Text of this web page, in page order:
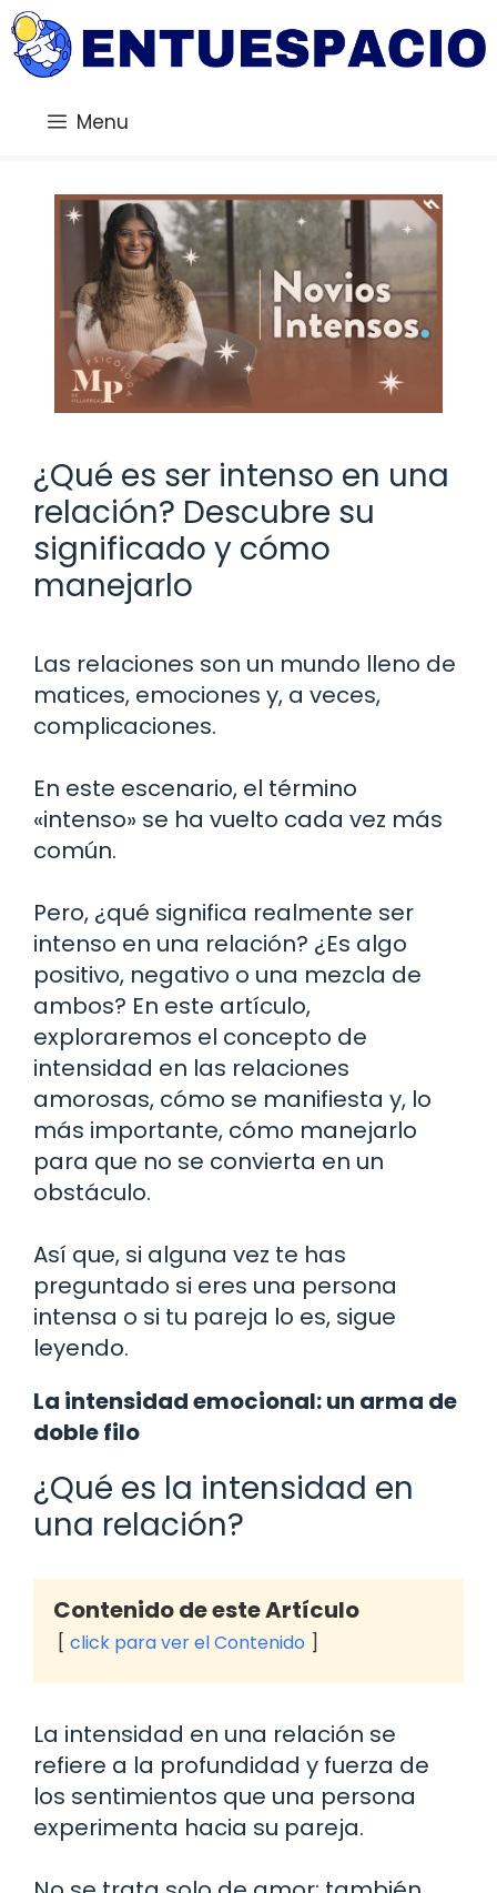
Saltar
al
contenido
Menu
¿Qué es ser intenso en una
relación? Descubre su
significado y cómo
manejarlo
Las relaciones son un mundo lleno de
matices, emociones y, a veces,
complicaciones.
En este escenario, el término
«intenso» se ha vuelto cada vez más
común.
Pero, ¿qué significa realmente ser
intenso en una relación? ¿Es algo
positivo, negativo o una mezcla de
ambos? En este artículo,
exploraremos el concepto de
intensidad en las relaciones
amorosas, cómo se manifiesta y, lo
más importante, cómo manejarlo
para que no se convierta en un
obstáculo.
Así que, si alguna vez te has
preguntado si eres una persona
intensa o si tu pareja lo es, sigue
leyendo.
La intensidad emocional: un arma de
doble filo
¿Qué es la intensidad en
una relación?
Contenido de este Artículo
click para ver el Contenido
La intensidad en una relación se
refiere a la profundidad y fuerza de
los sentimientos que una persona
experimenta hacia su pareja.